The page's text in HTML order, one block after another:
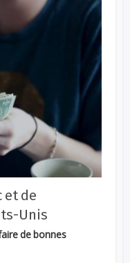
et de
Unis
de bonnes